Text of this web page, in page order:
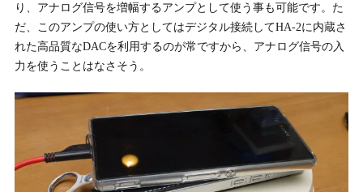
り、アナログ信号を増幅するアンプとして使う事も可能です。た
だ、このアンプの使い方としてはデジタル接続してHA-2に内蔵さ
れた高品質なDACを利用するのが常ですから、アナログ信号の入
力を使うことはなさそう。